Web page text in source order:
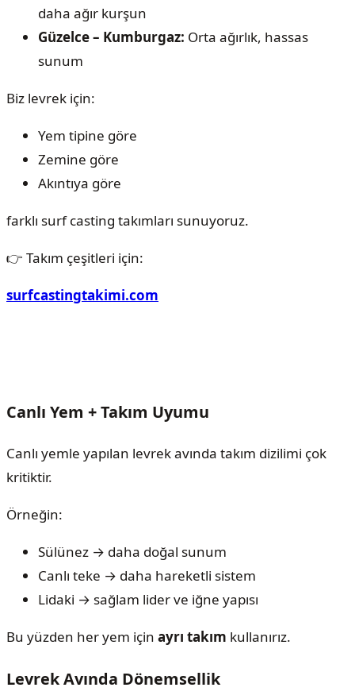
daha ağır kurşun
Güzelce – Kumburgaz: Orta ağırlık, hassas
sunum
Biz levrek için:
Yem tipine göre
Zemine göre
Akıntıya göre
farklı surf casting takımları sunuyoruz.
👉 Takım çeşitleri için:
surfcastingtakimi.com
Canlı Yem + Takım Uyumu
Canlı yemle yapılan levrek avında takım dizilimi çok
kritiktir.
Örneğin:
Sülünez → daha doğal sunum
Canlı teke → daha hareketli sistem
Lidaki → sağlam lider ve iğne yapısı
Bu yüzden her yem için ayrı takım kullanırız.
Levrek Avında Dönemsellik